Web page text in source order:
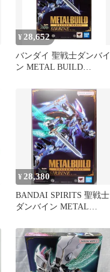
¥28,652
バンダイ 聖戦士ダンバイ
ン METAL BUILD
イン フィギュア
¥28,380
BANDAI SPIRITS 聖戦士
ダンバイン METAL
サーバイン